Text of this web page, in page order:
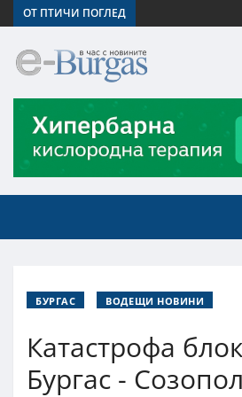
ОТ ПТИЧИ ПОГЛЕД
БУРГАС ВОДЕЩИ НОВИНИ
Катастрофа
Бургас -